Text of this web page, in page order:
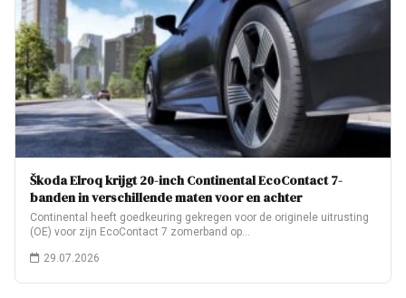
Škoda Elroq krijgt 20-inch Continental EcoContact 7-
banden in verschillende maten voor en achter
Continental heeft goedkeuring gekregen voor de originele uitrusting
(OE) voor zijn EcoContact 7 zomerband op…
29.07.2026